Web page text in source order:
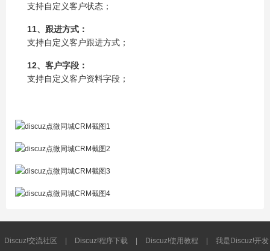
支持自定义客户状态；
11、跟进方式：
支持自定义客户跟进方式；
12、客户字段：
支持自定义客户资料字段；
Discuz!交流社区 | Discuz!程序下载 | Discuz!使用教程 |
我是Discuz!开发